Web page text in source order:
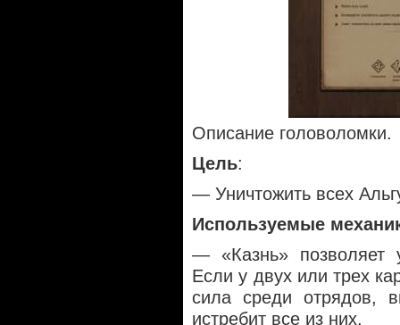
Описание головоломки.
Цель:
— Уничтожить всех
Используемые
— «Казнь» позволяет
Если у двух или трех
сила среди отрядов,
истребит все из них.